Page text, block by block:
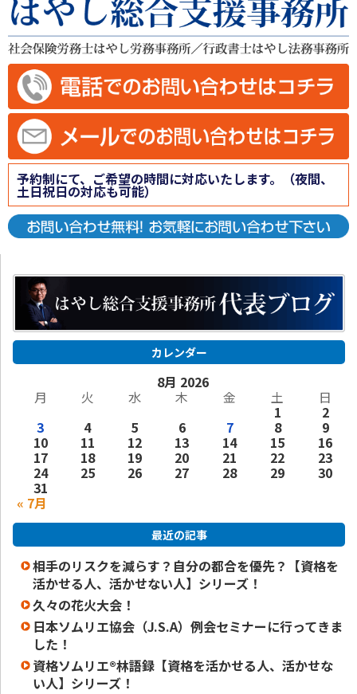
予約制にて、ご希望の時間に対応いたします。（夜間、
土日祝日の対応も可能）
カレンダー
8月 2026
月 火 水 木 金 土 日
« 7月
1 2
3 4 5 6 7 8 9
10 11 12 13 14 15 16
17 18 19 20 21 22 23
24 25 26 27 28 29 30
31
最近の記事
相手のリスクを減らす？自分の都合を優先？【資格を
活かせる人、活かせない人】シリーズ！
久々の花火大会！
日本ソムリエ協会（J.S.A）例会セミナーに行ってきま
した！
資格ソムリエ®️林語録【資格を活かせる人、活かせな
い人】シリーズ！